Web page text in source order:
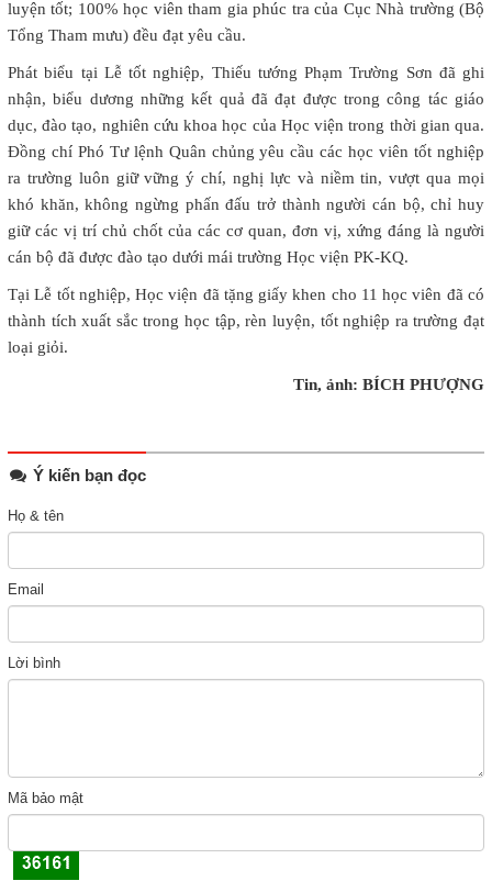
luyện tốt; 100% học viên tham gia phúc tra của Cục Nhà trường (Bộ
Tổng Tham mưu) đều đạt yêu cầu.
Phát biểu tại Lễ tốt nghiệp, Thiếu tướng Phạm Trường Sơn đã ghi
nhận, biểu dương những kết quả đã đạt được trong công tác giáo
dục, đào tạo, nghiên cứu khoa học của Học viện trong thời gian qua.
Đồng chí Phó Tư lệnh Quân chủng yêu cầu các học viên tốt nghiệp
ra trường luôn giữ vững ý chí, nghị lực và niềm tin, vượt qua mọi
khó khăn, không ngừng phấn đấu trở thành người cán bộ, chỉ huy
giữ các vị trí chủ chốt của các cơ quan, đơn vị, xứng đáng là người
cán bộ đã được đào tạo dưới mái trường Học viện PK-KQ.
Tại Lễ tốt nghiệp, Học viện đã tặng giấy khen cho 11 học viên đã có
thành tích xuất sắc trong học tập, rèn luyện, tốt nghiệp ra trường đạt
loại giỏi.
Tin, ảnh: BÍCH PHƯỢNG
Ý kiến bạn đọc
Họ & tên
Email
Lời bình
Mã bảo mật